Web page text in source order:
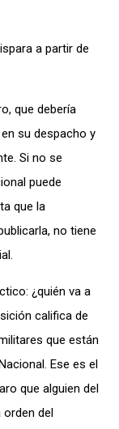
a partir de
que debería
su despacho y
Si no se
puede
que la
no tiene
¿quién va a
califica de
que están
Ese es el
que alguien del
del